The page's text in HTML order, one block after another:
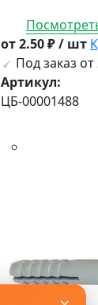
от 2.50 ₽ / шт
Под заказ от
Артикул:
ЦБ-00001488